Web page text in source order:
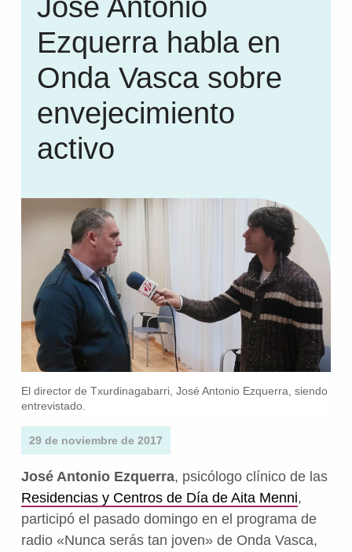
José Antonio
Ezquerra habla en
Onda Vasca sobre
envejecimiento
activo
El director de Txurdinagabarri, José Antonio Ezquerra, siendo
entrevistado.
29 de noviembre de 2017
José Antonio Ezquerra, psicólogo clínico de las
Residencias y Centros de Día de Aita Menni,
participó el pasado domingo en el programa de
radio «Nunca serás tan joven» de Onda Vasca,